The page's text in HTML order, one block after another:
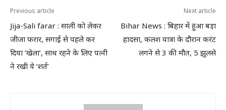
Previous article
Jija-Sali farar : साली को लेकर
जीजा फरार, सगाई से पहले कर
दिया ‘खेला’, साथ रहने के लिए पत्नी
ने रखी ये ‘शर्त’
Next article
Bihar News : बिहार में हुआ बड़ा
हादसा, कलश यात्रा के दौरान करंट
लगने से 3 की मौत, 5 झुलसे